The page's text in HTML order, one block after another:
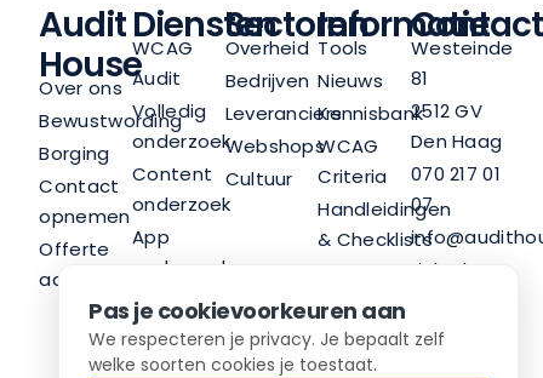
Pas je cookievoorkeuren aan
We respecteren je privacy. Je bepaalt zelf
welke soorten cookies je toestaat.
Audit
House
Over ons
Bewustwording
Borging
Contact
opnemen
Offerte
aanvragen
Diensten
WCAG
Audit
Volledig
onderzoek
Content
onderzoek
App
onderzoek
Trainingen
Advies
Sectoren
Overheid
Bedrijven
Leveranciers
Webshops
Cultuur
Informatie
Tools
Nieuws
Kennisbank
WCAG
Criteria
Handleidingen
& Checklists
Nieuwsbrief
Contact
Westeinde
81
2512 GV
Den Haag
070 217 01
07
LinkedIn